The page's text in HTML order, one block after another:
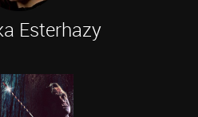
Esterhazy